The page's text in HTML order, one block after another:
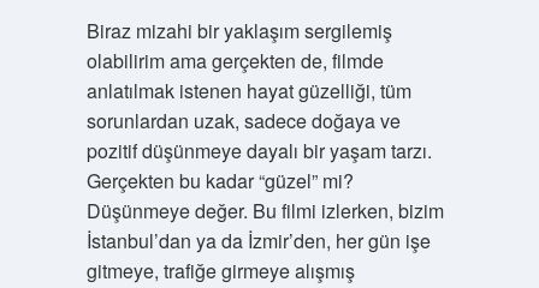
Biraz mizahi bir yaklaşım sergilemiş
olabilirim ama gerçekten de, filmde
anlatılmak istenen hayat güzelliği, tüm
sorunlardan uzak, sadece doğaya ve
pozitif düşünmeye dayalı bir yaşam tarzı.
Gerçekten bu kadar “güzel” mi?
Düşünmeye değer. Bu filmi izlerken, bizim
İstanbul’dan ya da İzmir’den, her gün işe
gitmeye, trafiğe girmeye alışmış